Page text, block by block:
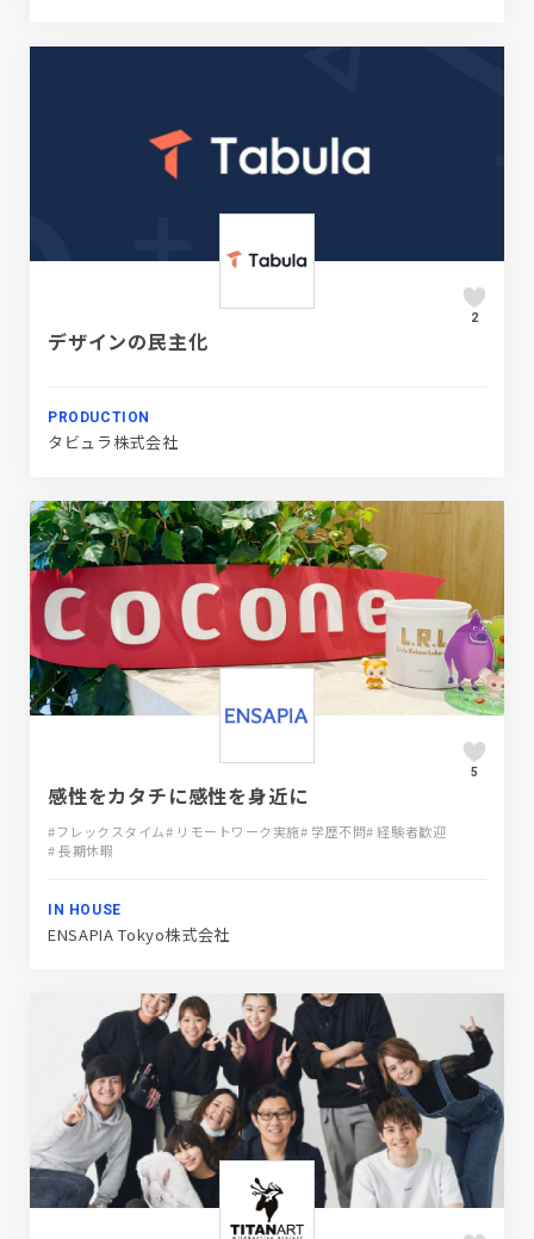
2
デザインの民主化
PRODUCTION
タビュラ株式会社
5
感性をカタチに感性を身近に
#フレックスタイム# リモートワーク実施# 学歴不問# 経験者歓迎
# 長期休暇
IN HOUSE
ENSAPIA Tokyo株式会社